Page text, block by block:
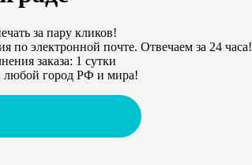
за пару кликов!
по электронной почте. Отвечаем за 24 часа!
заказа: 1 сутки
любой город РФ и мира!